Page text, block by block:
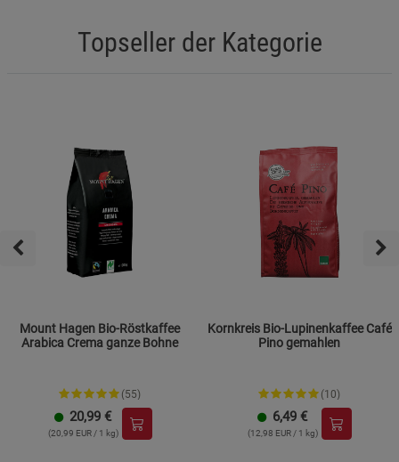
Topseller der Kategorie
Mount Hagen Bio-Röstkaffee
Arabica Crema ganze Bohne
(55)
20,99 €
(20,99 EUR / 1 kg)
Kornkreis Bio-Lupinenkaffee Café
Pino gemahlen
(10)
6,49 €
(12,98 EUR / 1 kg)